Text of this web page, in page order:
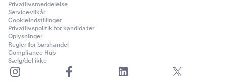
ADI
Ethereum (ERC-20)
Adventure Gold
AGLD
Privatlivsmeddelelse
Servicevilkår
Cookieindstillinger
Privatlivspolitik for kandidater
Oplysninger
Regler for børshandel
Compliance Hub
Sælg/del ikke